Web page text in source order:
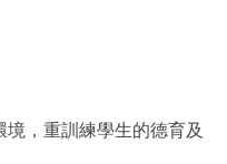
，重訓練學生的德育及